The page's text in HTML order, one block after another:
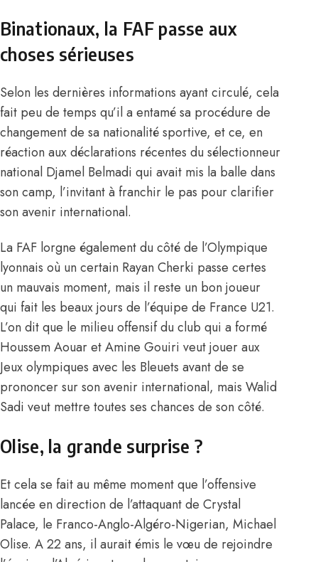
Binationaux, la FAF passe aux
choses sérieuses
Selon les dernières informations ayant circulé, cela
fait peu de temps qu’il a entamé sa procédure de
changement de sa nationalité sportive, et ce, en
réaction aux déclarations récentes du sélectionneur
national Djamel Belmadi qui avait mis la balle dans
son camp, l’invitant à franchir le pas pour clarifier
son avenir international.
La FAF lorgne également du côté de l’Olympique
lyonnais où un certain Rayan Cherki passe certes
un mauvais moment, mais il reste un bon joueur
qui fait les beaux jours de l’équipe de France U21.
L’on dit que le milieu offensif du club qui a formé
Houssem Aouar et Amine Gouiri veut jouer aux
Jeux olympiques avec les Bleuets avant de se
prononcer sur son avenir international, mais Walid
Sadi veut mettre toutes ses chances de son côté.
Olise, la grande surprise ?
Et cela se fait au même moment que l’offensive
lancée en direction de l’attaquant de Crystal
Palace, le Franco-Anglo-Algéro-Nigerian, Michael
Olise. A 22 ans, il aurait émis le vœu de rejoindre